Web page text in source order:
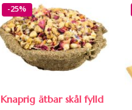
-25%
Knaprig ätbar skål fylld